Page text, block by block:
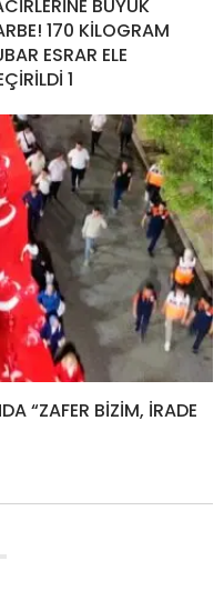
BÜYÜK
170 KİLOGRAM
ESRAR ELE
1
“ZAFER BİZİM, İRADE